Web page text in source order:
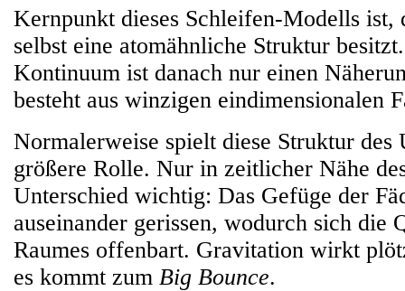
Kernpunkt dieses Schleifen-Modells ist,
selbst eine atomähnliche Struktur
Kontinuum ist danach nur einen
besteht aus winzigen eindimensionalen
Normalerweise spielt diese Struktur des
größere Rolle. Nur in zeitlicher Nähe
Unterschied wichtig: Das Gefüge der
auseinander gerissen, wodurch sich die
Raumes offenbart. Gravitation wirkt
es kommt zum Big Bounce.